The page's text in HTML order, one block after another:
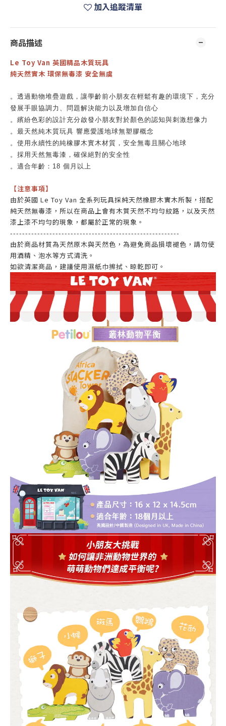
加入追蹤清單
商品描述
Le Toy Van 英國精品木質玩具
純天然實木 環保無毒漆 安全無虞
。透過動物堆疊遊戲，讓學齡前小朋友在輕鬆有趣的環境下，充分
發展手眼協調力、問題解決能力以及增加自信心
。繽紛色彩的設計充分啟發小朋友對於顏色的認知與刺激想像力
。最天然純木質玩具 響應愛護地球無塑膠概念
。使用永續性的純橡膠木實木材質，安全無毒且關心地球
。採用天然無毒漆，確保絕對的安全性
。適合年齡：18 個月以上
【注意事項】
由於英國 Le Toy Van 全系列玩具採純天然橡膠木實木所製，搭配
純天然無毒漆，所以在商品上會有木質天然不均勻紋路，以及天然
漆上漆不均勻的現象，都屬於正常的現象。
--------------------------------------------------------
由於商品材質為天然原木與天然色，為避免商品損壞褪色，請勿使
用酒精、泡水等方式清洗。
如欲清潔商品，建議使用濕紙巾擦拭、晾乾即可。